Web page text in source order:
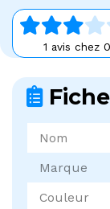
1 avis chez
Nom
Marque
Couleur